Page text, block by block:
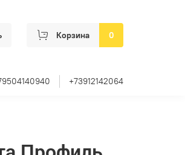
Корзина 0
+73912142064